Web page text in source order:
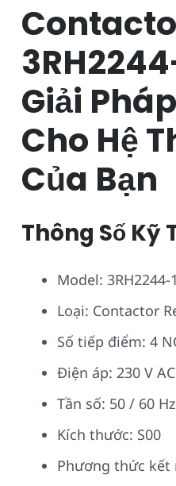
Giải
Cho Hệ
Của Bạn
Thông Số Kỹ
Model: 3RH2244-
Loại: Contactor
Số tiếp điểm: 4
Điện áp: 230 V AC
Tần số: 50 / 60 Hz
Kích thước: S00
Phương thức kết